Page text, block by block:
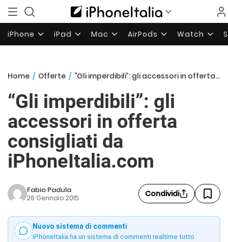
iPhone iPad Mac AirPods Watch
Home / Offerte / “Gli imperdibili”: gli accessori in offerta consigliati da iPhoneItalia.com
“Gli imperdibili”: gli
accessori in offerta
consigliati da
iPhoneItalia.com
Fabio Padula
26 Gennaio 2015 Condividi
Nuovo sistema di commenti
iPhoneItalia ha un sistema di commenti realtime tutto